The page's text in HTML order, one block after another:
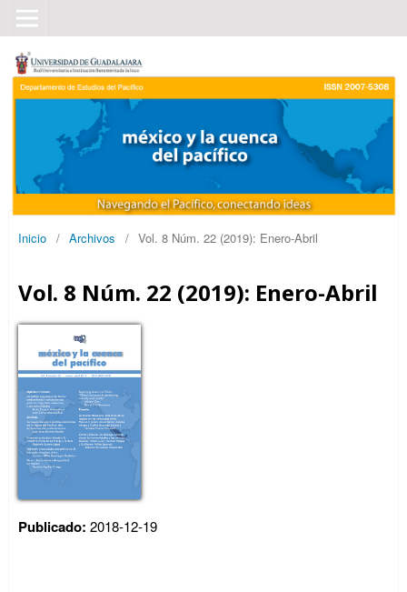
Inicio / Archivos / Vol. 8 Núm. 22 (2019): Enero-Abril
Vol. 8 Núm. 22 (2019): Enero-Abril
Publicado: 2018-12-19